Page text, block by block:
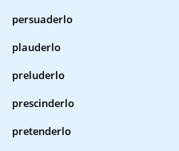
persuaderlo
plauderlo
preluderlo
prescinderlo
pretenderlo